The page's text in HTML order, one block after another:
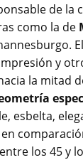
de la
como la de
y
la mitad
esbelta,
en
los 45 y